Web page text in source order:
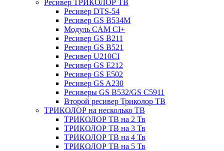
Ресивер ТРИКОЛОР ТВ
Ресивер DTS-54
Ресивер GS B534M
Модуль CAM CI+
Ресивер GS B211
Ресивер GS B521
Ресивер U210CI
Ресивер GS E212
Ресивер GS E502
Ресивер GS A230
Ресиверы GS B532/GS C5911
Второй ресивер Триколор ТВ
ТРИКОЛОР на несколько ТВ
ТРИКОЛОР ТВ на 2 Тв
ТРИКОЛОР ТВ на 3 Тв
ТРИКОЛОР ТВ на 4 Тв
ТРИКОЛОР ТВ на 5 Тв